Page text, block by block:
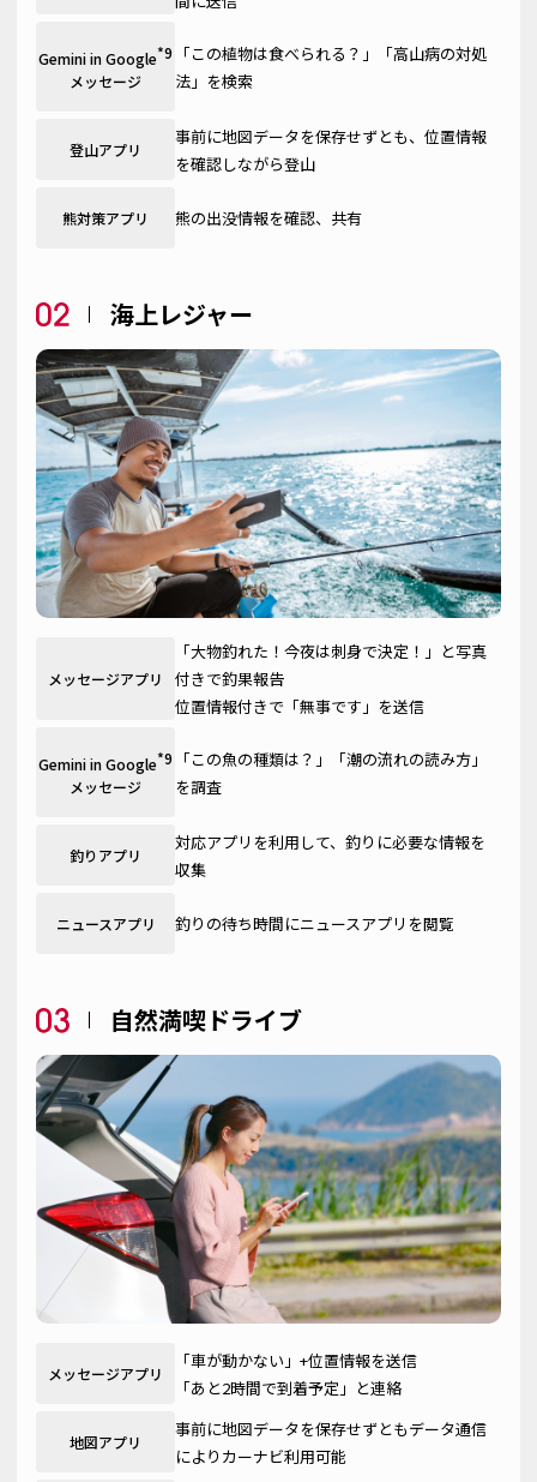
Gemini in Google*9
メッセージ
「この植物は食べられる？」「高山病の対処
法」を検索
登山アプリ
事前に地図データを保存せずとも、位置情報
を確認しながら登山
熊対策アプリ 熊の出没情報を確認、共有
海上レジャー
メッセージアプリ
「大物釣れた！今夜は刺身で決定！」と写真
付きで釣果報告
位置情報付きで「無事です」を送信
Gemini in Google*9
メッセージ
「この魚の種類は？」「潮の流れの読み方」
を調査
釣りアプリ
対応アプリを利用して、釣りに必要な情報を
収集
ニュースアプリ 釣りの待ち時間にニュースアプリを閲覧
自然満喫ドライブ
メッセージアプリ
「車が動かない」+位置情報を送信
「あと2時間で到着予定」と連絡
地図アプリ
事前に地図データを保存せずともデータ通信
によりカーナビ利用可能